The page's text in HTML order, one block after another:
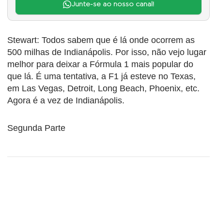
Junte-se ao nosso canal!
Stewart: Todos sabem que é lá onde ocorrem as
500 milhas de Indianápolis. Por isso, não vejo lugar
melhor para deixar a Fórmula 1 mais popular do
que lá. É uma tentativa, a F1 já esteve no Texas,
em Las Vegas, Detroit, Long Beach, Phoenix, etc.
Agora é a vez de Indianápolis.
Segunda Parte